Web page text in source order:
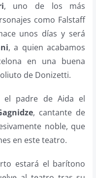
, uno de los más
como Falstaff
unos días y será
, a quien acabamos
en una buena
de Donizetti.
el padre de Aida el
, cantante de
noble, que
en este teatro.
estará el barítono